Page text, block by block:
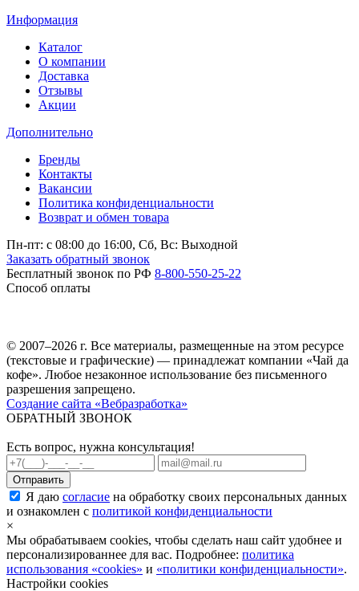
Информация
Каталог
О компании
Доставка
Отзывы
Акции
Дополнительно
Бренды
Контакты
Вакансии
Политика конфиденциальности
Возврат и обмен товара
Пн-пт: c 08:00 до 16:00, Сб, Вс: Выходной
Заказать обратный звонок
Бесплатный звонок по РФ 8-800-550-25-22
Способ оплаты
© 2007–2026 г. Все материалы, размещенные на этом ресурсе
(текстовые и графические) — принадлежат компании «Чай да
кофе». Любое незаконное использование без письменного
разрешения запрещено.
Создание сайта «Вебразработка»
ОБРАТНЫЙ ЗВОНОК
Есть вопрос, нужна консультация!
Я даю согласие на обработку своих персональных данных
и ознакомлен с политикой конфиденциальности
×
Мы обрабатываем cookies, чтобы сделать наш сайт удобнее и
персонализированнее для вас. Подробнее: политика
использования «cookies» и «политики конфиденциальности».
Настройки cookies